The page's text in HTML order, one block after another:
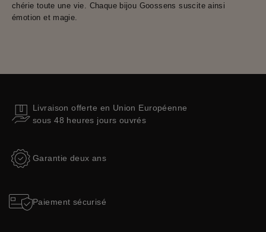
chérie toute une vie. Chaque bijou Goossens suscite ainsi
émotion et magie.
Livraison offerte en Union Européenne
sous 48 heures jours ouvrés
Garantie deux ans
Paiement sécurisé